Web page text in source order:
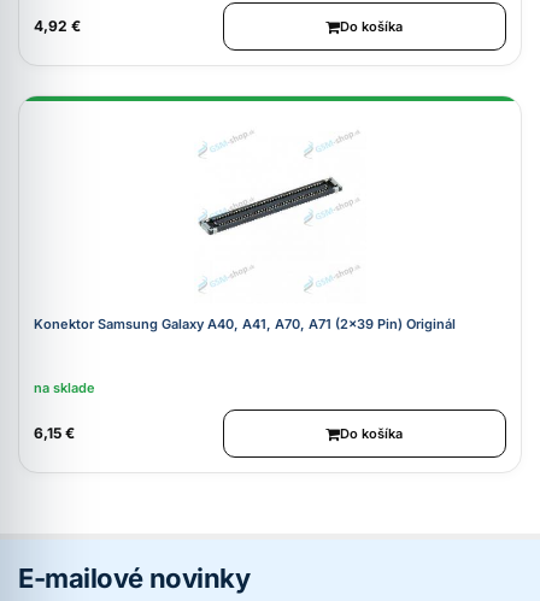
4,92 € Do košíka
Konektor Samsung Galaxy A40, A41, A70, A71 (2x39 Pin) Originál
na sklade
6,15 € Do košíka
E-mailové novinky